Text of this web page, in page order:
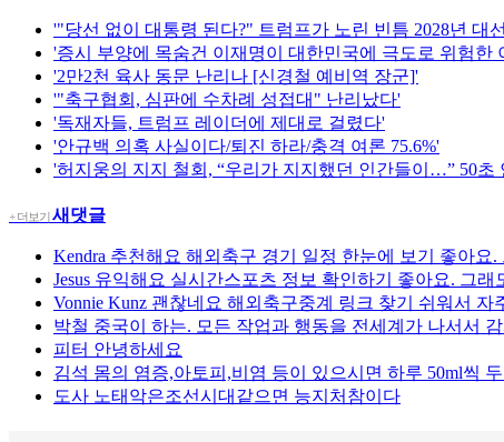
'"당선 없이 대통령 된다?" 트럼프가 노린 빈틈 2028년 대
'증시 부양에 목숨건 이재명이 대한민국에 극도로 위험한
'2만2천 육사 동문 난리나 [신경철 예비역 장군]'
'"축구협회, 심판에 수차례 성접대" 난리났다'
'독재자들, 트럼프 레이더에 제대로 걸렸다'
'안규백 의혹 사실이다/퇴진 하라/충격 여론 75.6%'
'허지웅의 지지 철회, “우리가 지지했던 인간들이…” 50초
+ 더보기새댓글
Kendra 추천해요 해외축구 경기 일정 한눈에 보기 좋아
Jesus 유익해요 실시간스포츠 정보 확인하기 좋아요. 그
Vonnie Kunz 괜찮네요 해외축구중계 링크 찾기 쉬워서
박철 중국이 하는. 모든 작업과 행동을 전세계가 나서서
피터 안녕하세요
김석 몸의 염증,아토피,비염 등이 있으시면 하루 50ml씩
도사 노태악은조선시대같으면 능지처참이다